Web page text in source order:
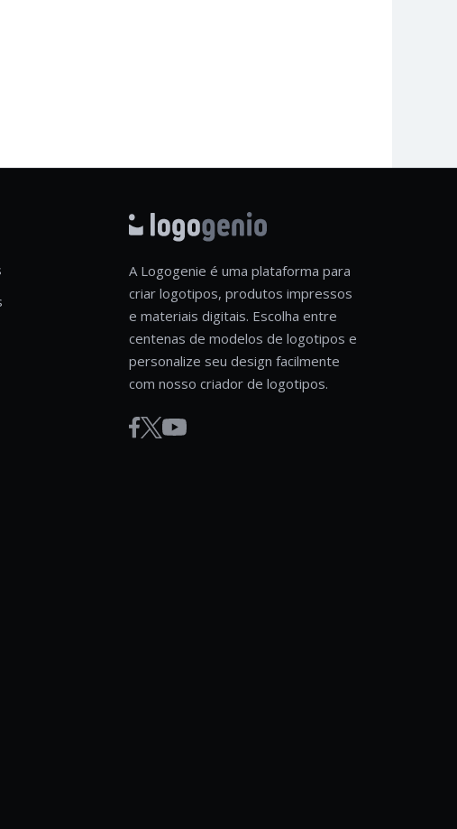
A Logogenie é uma plataforma para
criar logotipos, produtos impressos
e materiais digitais. Escolha entre
centenas de modelos de logotipos e
personalize seu design facilmente
com nosso criador de logotipos.